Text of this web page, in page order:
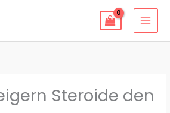
Steroide den